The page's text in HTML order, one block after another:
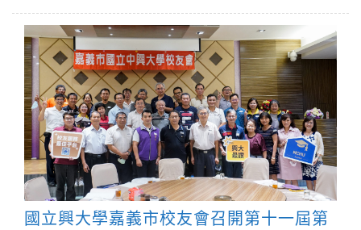
國立興大學嘉義市校友會召開第十一屆第